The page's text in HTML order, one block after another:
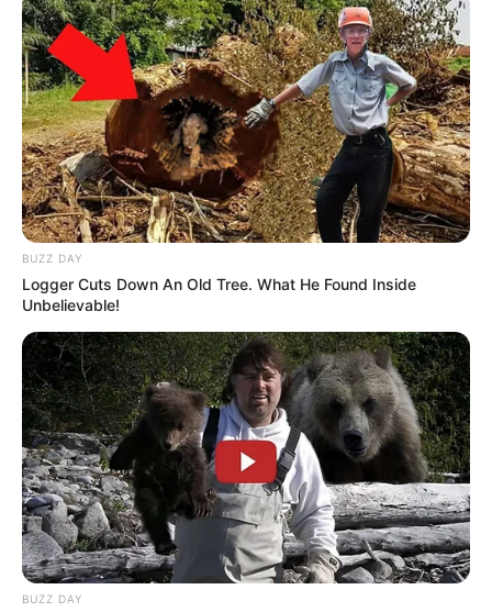
BUZZ DAY
Logger Cuts Down An Old Tree. What He Found Inside
Unbelievable!
BUZZ DAY